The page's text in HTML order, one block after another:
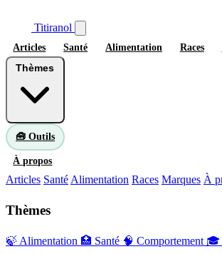
Titiranol
Articles Santé Alimentation Races
🧰 Outils
À propos
Articles Santé Alimentation Races Marques À
Thèmes
🍃 Alimentation 🏥 Santé 🧠 Comportement 🎓